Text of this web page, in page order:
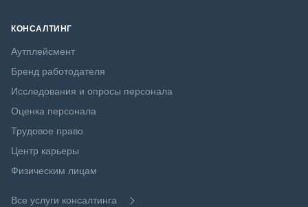
КОНСАЛТИНГ
Аутплейсмент
Бренд работодателя
Исследования и опросы персонала
Оценка персонала
Трудовое право
Центр карьеры
Физическим лицам
Все услуги консалтинга